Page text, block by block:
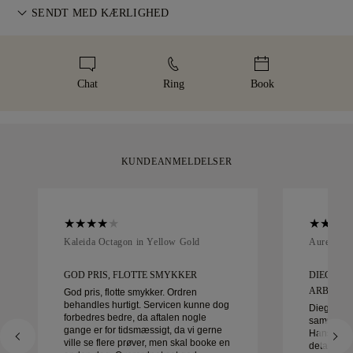
visse varer af høj værdi bruger vi en specialiseret
ikke er helt tilfreds med dit køb, kan du returnere eller bytte
For perfekt pasform tilbyder 77 Diamonds gratis
SENDT MED KÆRLIGHED
leveres i vores ikoniske gule æske — smukt indpakket og klar
Chat Ring Book
KUNDEANMELDELSER
Kaleida Octagon in Yellow Gold
GOD PRIS, FLOTTE SMYKKER
God pris, flotte smykker. Ordren
behandles hurtigt. Servicen kunne dog
forbedres bedre, da aftalen nogle
gange er for tidsmæssigt, da vi gerne
ville se flere prøver, men skal booke en
Aurelle in
DIEGO
ARBEJDE
Diego
sammen
Hans
detaljer